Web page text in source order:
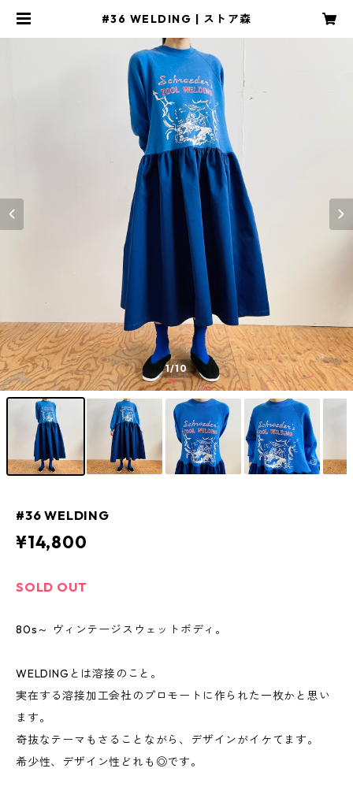
#36 WELDING | ストア森
1/10
#36 WELDING
¥14,800
SOLD OUT
80s～ ヴィンテージスウェットボディ。
WELDINGとは溶接のこと。
実在する溶接加工会社のプロモートに作られた一枚かと思い
ます。
奇抜なテーマもさることながら、デザインがイケてます。
希少性、デザイン性どれも◎です。